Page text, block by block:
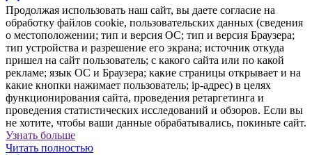
Продолжая использовать наш сайт, вы даете согласие на
обработку файлов cookie, пользовательских данных (сведения
о местоположении; тип и версия ОС; тип и версия Браузера;
тип устройства и разрешение его экрана; источник откуда
пришел на сайт пользователь; с какого сайта или по какой
рекламе; язык ОС и Браузера; какие страницы открывает и на
какие кнопки нажимает пользователь; ip-адрес) в целях
функционирования сайта, проведения ретаргетинга и
проведения статистических исследований и обзоров. Если вы
не хотите, чтобы ваши данные обрабатывались, покиньте сайт.
Узнать больше
Читать полностью